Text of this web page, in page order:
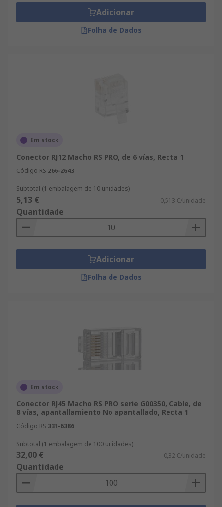
uso predominante de 8P8C, los profesionales del
sector suelen utilizar los dos términos de manera
intercambiable. Hay conectores RJ45 disponibles
Adicionar
Folha de Dados
Em stock
Conector RJ12 Macho RS PRO, de 6 vías, Recta 1
Código RS 266-2643
Subtotal (1 embalagem de 10 unidades)
5,13 € 0,513 €/unidade
Quantidade
Adicionar
Folha de Dados
Em stock
Conector RJ45 Macho RS PRO serie G00350, Cable, de
8 vías, apantallamiento No apantallado, Recta 1
Código RS 331-6386
Subtotal (1 embalagem de 100 unidades)
32,00 € 0,32 €/unidade
Quantidade